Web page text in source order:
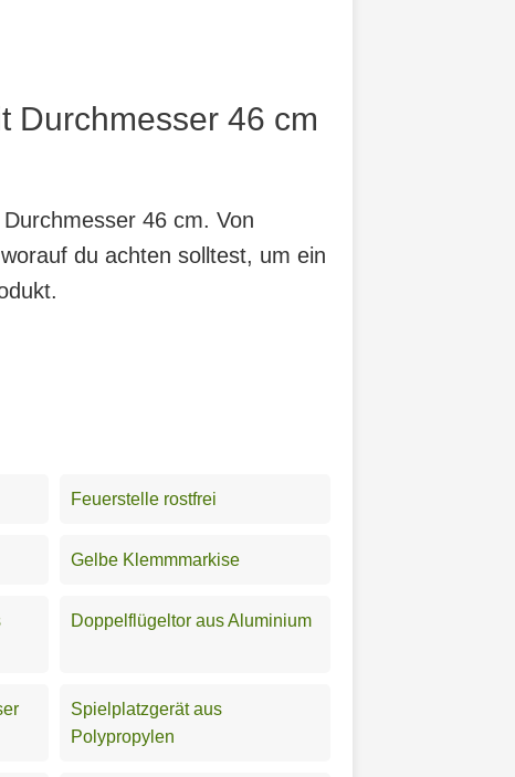
Durchmesser 46 cm
46 cm. Von
du achten solltest, um ein
Feuerstelle rostfrei
Gelbe Klemmmarkise
Doppelflügeltor aus Aluminium
Spielplatzgerät aus
Polypropylen